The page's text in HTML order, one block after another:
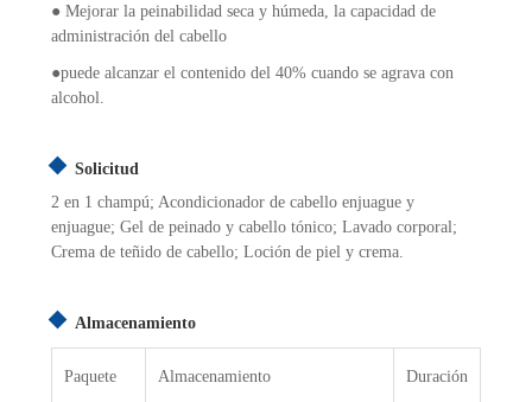
● Mejorar la peinabilidad seca y húmeda, la capacidad de
administración del cabello
●puede alcanzar el contenido del 40% cuando se agrava con
alcohol.
Solicitud
2 en 1 champú; Acondicionador de cabello enjuague y
enjuague; Gel de peinado y cabello tónico; Lavado corporal;
Crema de teñido de cabello; Loción de piel y crema.
Almacenamiento
Paquete Almacenamiento Duración